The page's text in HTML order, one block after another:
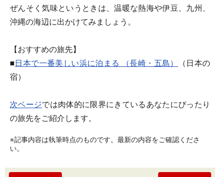
ぜんそく気味というときは、温暖な熱海や伊豆、九州、
沖縄の海辺に出かけてみましょう。
【おすすめの旅先】
■ 日本で一番美しい浜に泊まる （長崎・五島）
（日本の
宿）
次ページでは肉体的に限界にきているあなたにぴったり
の旅先をご紹介します。
※記事内容は執筆時点のものです。最新の内容をご確認くださ
い。